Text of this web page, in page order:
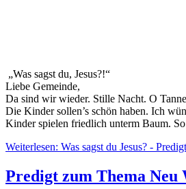
„Was sagst du, Jesus?!“
Liebe Gemeinde,
Da sind wir wieder. Stille Nacht. O
Die Kinder sollen’s schön haben. Ich
Kinder spielen friedlich unterm Baum.
Weiterlesen: Was sagst du Jesus? -
Predigt zum Thema Neu